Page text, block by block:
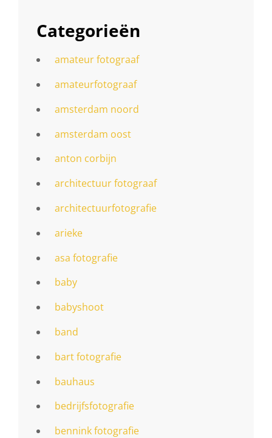
Categorieën
amateur fotograaf
amateurfotograaf
amsterdam noord
amsterdam oost
anton corbijn
architectuur fotograaf
architectuurfotografie
arieke
asa fotografie
baby
babyshoot
band
bart fotografie
bauhaus
bedrijfsfotografie
bennink fotografie